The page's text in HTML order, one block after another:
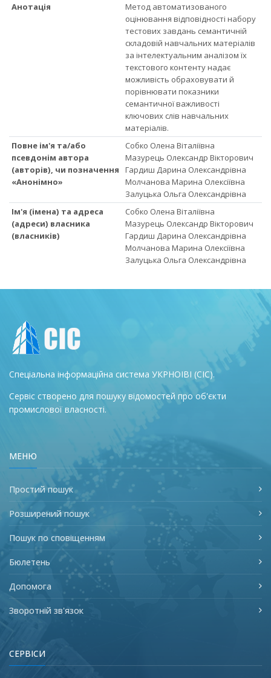
Анотація
Метод автоматизованого
оцінювання відповідності набору
тестових завдань семантичній
складовій навчальних матеріалів
за інтелектуальним аналізом їх
текстового контенту надає
можливість обраховувати й
порівнювати показники
семантичної важливості
ключових слів навчальних
матеріалів.
Повне ім'я та/або
псевдонім автора
(авторів), чи позначення
«Анонімно»
Собко Олена Віталіївна
Мазурець Олександр Вікторович
Гардиш Дарина Олександрівна
Молчанова Марина Олексіївна
Залуцька Ольга Олександрівна
Ім'я (імена) та адреса
(адреси) власника
(власників)
Собко Олена Віталіївна
Мазурець Олександр Вікторович
Гардиш Дарина Олександрівна
Молчанова Марина Олексіївна
Залуцька Ольга Олександрівна
Спеціальна інформаційна система УКРНОІВІ (СІС).
Сервіс створено для пошуку відомостей про об'єкти
промислової власності.
МЕНЮ
Простий пошук
Розширений пошук
Пошук по сповіщенням
Бюлетень
Допомога
Зворотній зв'язок
СЕРВІСИ